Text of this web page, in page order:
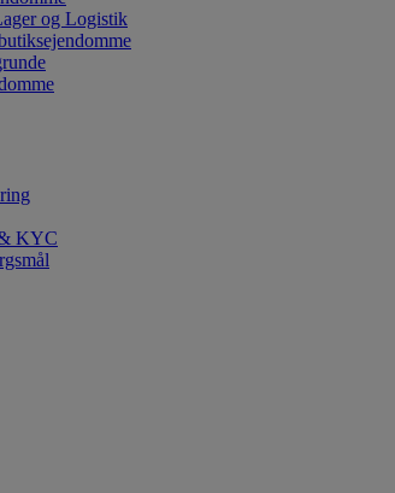
og Logistik
KYC